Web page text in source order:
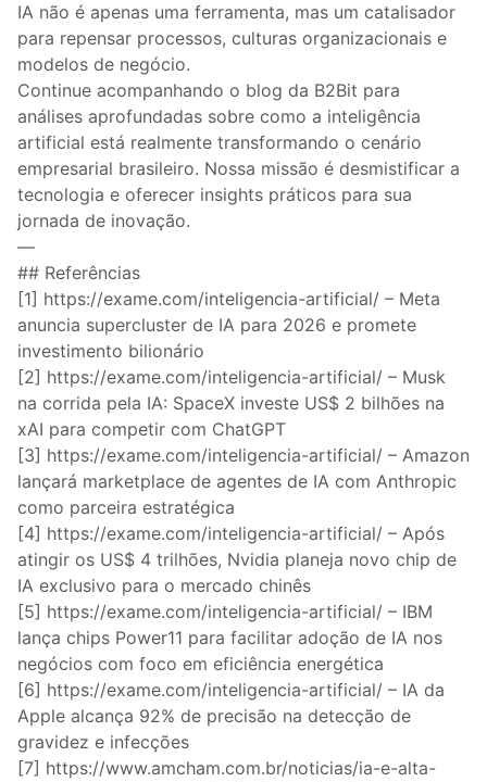
IA não é apenas uma ferramenta, mas um catalisador
para repensar processos, culturas organizacionais e
modelos de negócio.
Continue acompanhando o blog da B2Bit para
análises aprofundadas sobre como a inteligência
artificial está realmente transformando o cenário
empresarial brasileiro. Nossa missão é desmistificar a
tecnologia e oferecer insights práticos para sua
jornada de inovação.
—
## Referências
[1] https://exame.com/inteligencia-artificial/ – Meta
anuncia supercluster de IA para 2026 e promete
investimento bilionário
[2] https://exame.com/inteligencia-artificial/ – Musk
na corrida pela IA: SpaceX investe US$ 2 bilhões na
xAI para competir com ChatGPT
[3] https://exame.com/inteligencia-artificial/ – Amazon
lançará marketplace de agentes de IA com Anthropic
como parceira estratégica
[4] https://exame.com/inteligencia-artificial/ – Após
atingir os US$ 4 trilhões, Nvidia planeja novo chip de
IA exclusivo para o mercado chinês
[5] https://exame.com/inteligencia-artificial/ – IBM
lança chips Power11 para facilitar adoção de IA nos
negócios com foco em eficiência energética
[6] https://exame.com/inteligencia-artificial/ – IA da
Apple alcança 92% de precisão na detecção de
gravidez e infecções
[7] https://www.amcham.com.br/noticias/ia-e-alta-